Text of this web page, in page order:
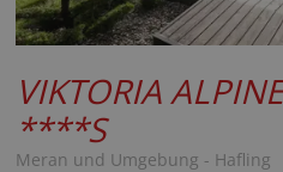
VIKTORIA
****S
Meran und Umgebung - Hafling